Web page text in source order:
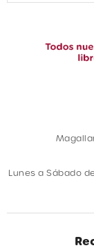
Lunes a Sábado